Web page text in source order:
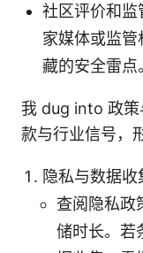
社区评价和监
家媒体或监
藏的安全雷点
我 dug into 政策
款与行业信号，
隐私与数据收
查阅隐私政
储时长。若